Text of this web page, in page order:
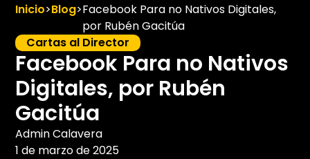
Inicio>Blog>Facebook Para no Nativos Digitales,
por Rubén Gacitúa
Cartas al Director
Facebook Para no Nativos
Digitales, por Rubén
Gacitúa
Admin Calavera
1 de marzo de 2025